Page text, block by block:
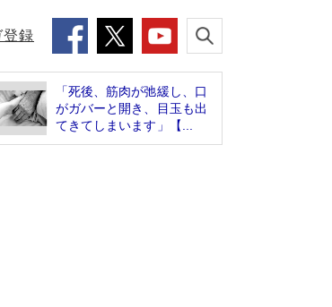
登録
「死後、筋肉が弛緩し、口
がガバーと開き、目玉も出
てきてしまいます」【...